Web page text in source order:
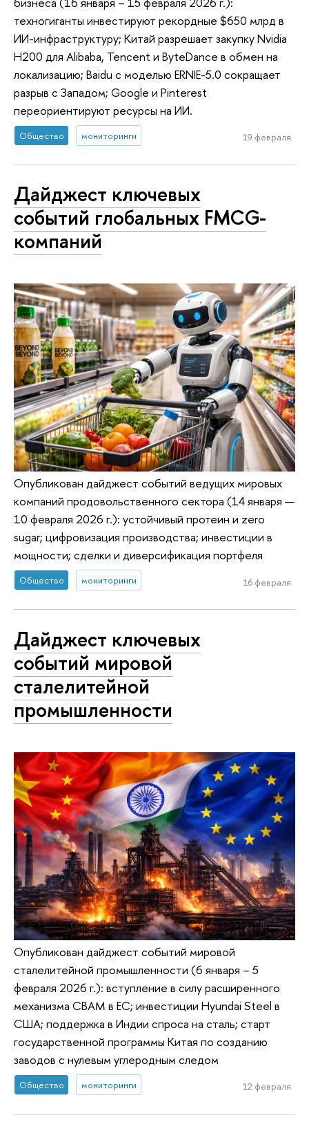
техногиганты инвестируют рекордные $650 млрд в
ИИ-инфраструктуру; Китай разрешает закупку Nvidia
H200 для Alibaba, Tencent и ByteDance в обмен на
локализацию; Baidu с моделью ERNIE-5.0 сокращает
разрыв с Западом; Google и Pinterest
переориентируют ресурсы на ИИ.
Общество мониторинги 19 февраля
Дайджест ключевых
событий глобальных FMCG-
компаний
Опубликован дайджест событий ведущих мировых
компаний продовольственного сектора (14 января —
10 февраля 2026 г.): устойчивый протеин и zero
sugar; цифровизация производства; инвестиции в
мощности; сделки и диверсификация портфеля
Общество мониторинги 16 февраля
Дайджест ключевых
событий мировой
сталелитейной
промышленности
Опубликован дайджест событий мировой
сталелитейной промышленности (6 января – 5
февраля 2026 г.): вступление в силу расширенного
механизма CBAM в ЕС; инвестиции Hyundai Steel в
США; поддержка в Индии спроса на сталь; старт
государственной программы Китая по созданию
заводов с нулевым углеродным следом
Общество мониторинги 12 февраля